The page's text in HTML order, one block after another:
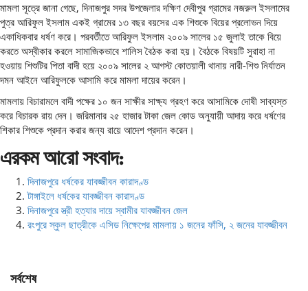
মামলা সূত্রে জানা গেছে, দিনাজপুর সদর উপজেলার দক্ষিণ দেবীপুর গ্রামের নজরুল ইসলামের
পুত্র আরিফুল ইসলাম একই গ্রামের ১৩ বছর বয়সের এক শিশুকে বিয়ের প্রলোভন দিয়ে
একাধিকবার ধর্ষণ করে। পরবর্তীতে আরিফুল ইসলাম ২০০৯ সালের ১৫ জুলাই তাকে বিয়ে
করতে অস্বীকার করলে সামাজিকভাবে শালিস বৈঠক করা হয়। বৈঠকে বিষয়টি সুরাহা না
হওয়ায় শিশুটির পিতা বাদী হয়ে ২০০৯ সালের ২ আগস্ট কোতয়ালী থানায় নারী-শিশু নির্যাতন
দমন আইনে আরিফুলকে আসামি করে মামলা দায়ের করেন।
মামলায় বিচারামলে বাদী পক্ষের ১০ জন সাক্ষীর সাক্ষ্য গ্রহণ করে আসামিকে দোষী সাব্যস্ত
করে বিচারক রায় দেন। জরিমানার ২৫ হাজার টাকা জেল কোড অনুযায়ী আদায় করে ধর্ষণের
শিকার শিশুকে প্রদান করার জন্য রায়ে আদেশ প্রদান করেন।
এরকম আরো সংবাদ:
দিনাজপুরে ধর্ষকের যাবজ্জীবন কারাদণ্ড
টাঙ্গাইলে ধর্ষকের যাবজ্জীবন কারাদণ্ড
দিনাজপুরে স্ত্রী হত্যার দায়ে স্বামীর যাবজ্জীবন জেল
রংপুরে স্কুল ছাত্রীকে এসিড নিক্ষেপের মামলায় ১ জনের ফাঁসি, ২ জনের যাবজ্জীবন
সর্বশেষ